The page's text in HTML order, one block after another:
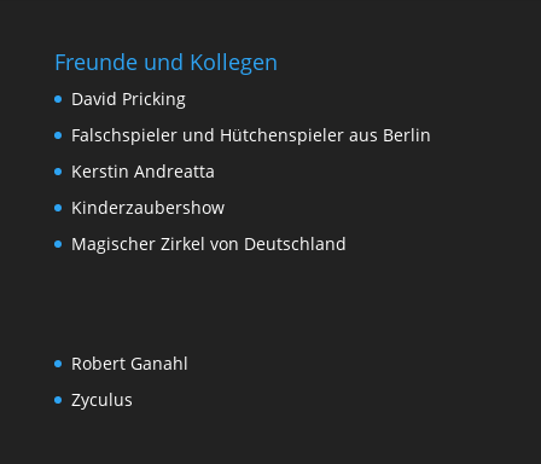
Freunde und Kollegen
David Pricking
Falschspieler und Hütchenspieler aus Berlin
Kerstin Andreatta
Kinderzaubershow
Magischer Zirkel von Deutschland
Robert Ganahl
Zyculus